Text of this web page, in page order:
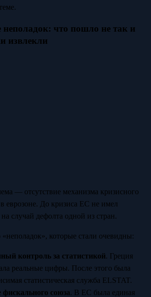
неполадок: что пошло не так и
извлекли
— отсутствие механизма кризисного
еврозоне. До кризиса ЕС не имел
на случай дефолта одной из стран.
«неполадок», которые стали очевидны:
контроль за статистикой. Греция
реальные цифры. После этого была
статистическая служба ELSTAT.
фискального союза. В ЕС была единая